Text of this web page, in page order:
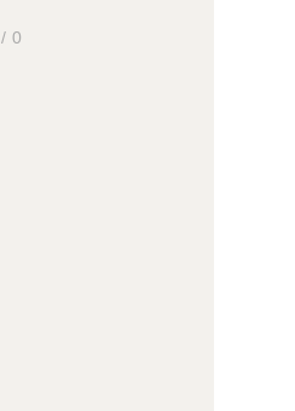
/ 0